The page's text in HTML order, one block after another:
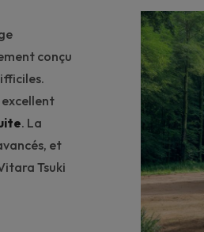
conçu
excellent
. La
et
Tsuki